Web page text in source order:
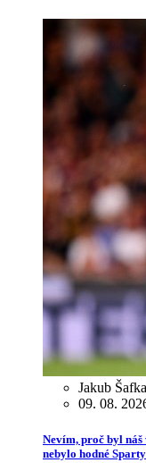
Jakub Šafka
09. 08.
Nevím, proč byl
nebylo hodné Sparty